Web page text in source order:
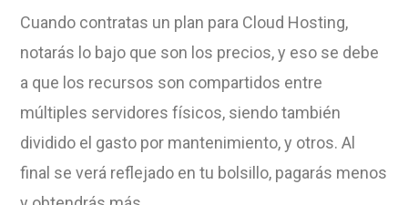
Cuando contratas un plan para Cloud Hosting,
notarás lo bajo que son los precios, y eso se debe
a que los recursos son compartidos entre
múltiples servidores físicos, siendo también
dividido el gasto por mantenimiento, y otros. Al
final se verá reflejado en tu bolsillo, pagarás menos